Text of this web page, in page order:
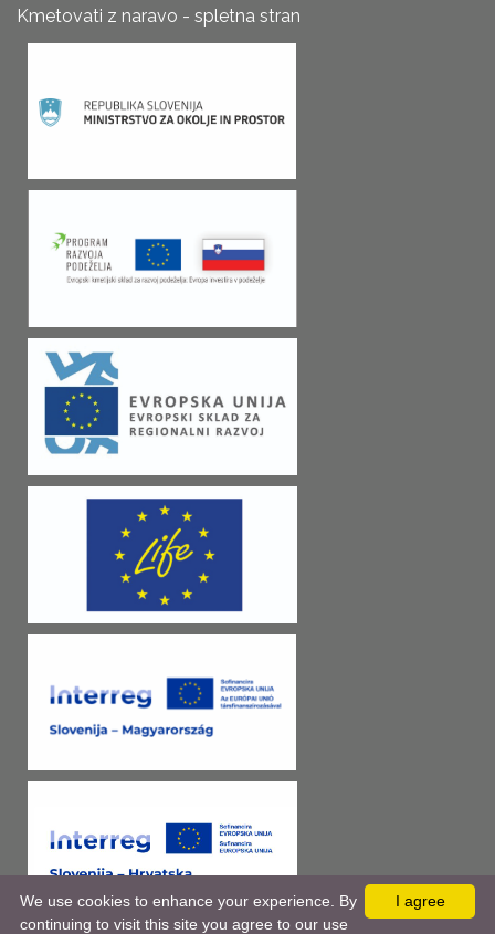
Kmetovati z naravo - spletna stran
I agree
We use cookies to enhance your experience. By
continuing to visit this site you agree to our use